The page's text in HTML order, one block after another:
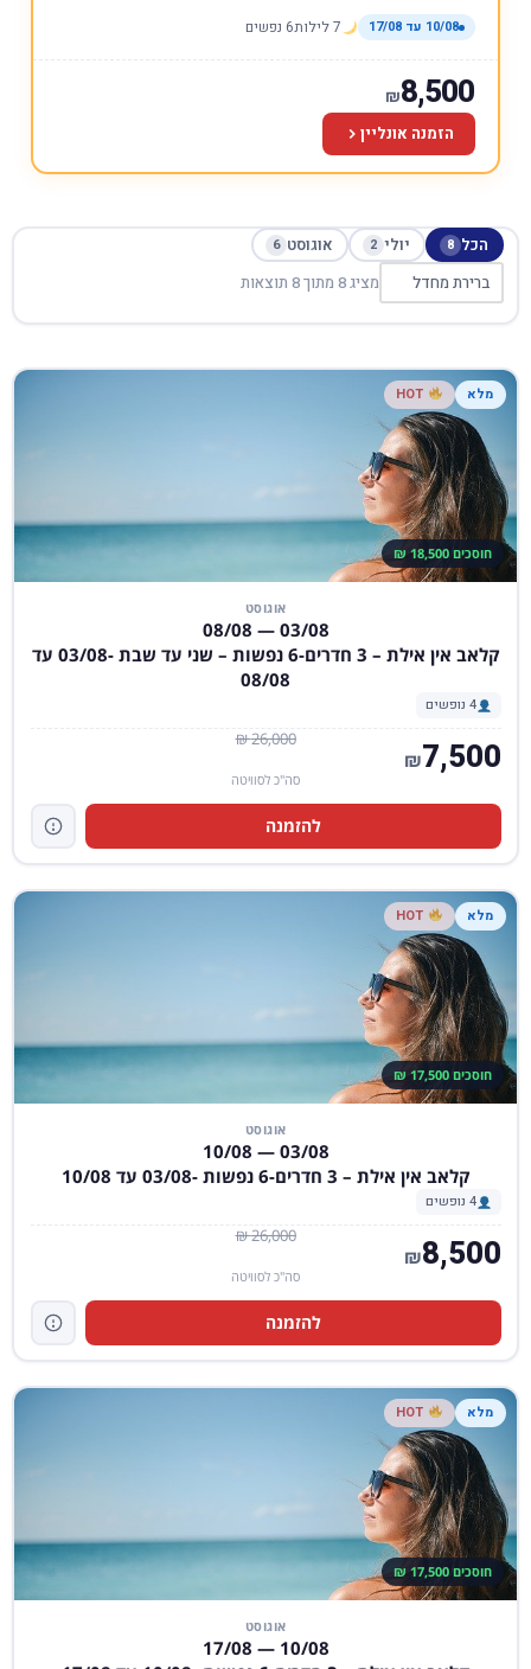
10/08 עד 17/08 7 לילות 6 נפשים
8,500
₪
הזמנה אונליין
הכל 8 יולי 2 אוגוסט 6
מציג 8 מתוך 8 תוצאות
מלא
חוסכים 18,500 ₪
אוגוסט
03/08 — 08/08
קלאב אין אילת – 3 חדרים-6 נפשות – שני עד שבת -03/08 עד
08/08
4 נופשים
26,000 ₪ 7,500
₪
סה"כ לסוויטה
להזמנה
מלא
חוסכים 17,500 ₪
אוגוסט
03/08 — 10/08
קלאב אין אילת – 3 חדרים-6 נפשות -03/08 עד 10/08
4 נופשים
26,000 ₪ 8,500
₪
סה"כ לסוויטה
להזמנה
מלא
חוסכים 17,500 ₪
אוגוסט
10/08 — 17/08